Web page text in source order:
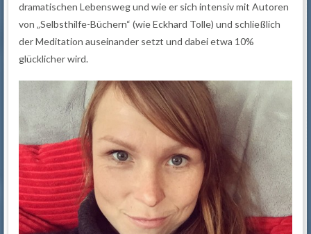
dramatischen Lebensweg und wie er sich intensiv mit Autoren
von „Selbsthilfe-Büchern“ (wie Eckhard Tolle) und schließlich
der Meditation auseinander setzt und dabei etwa 10%
glücklicher wird.